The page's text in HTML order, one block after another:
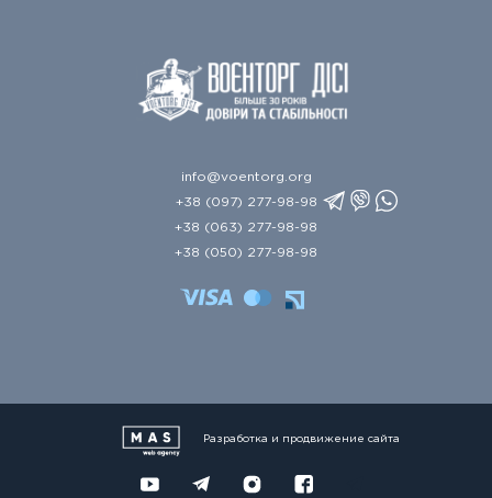
info@voentorg.org
+38 (097) 277-98-98
+38 (063) 277-98-98
+38 (050) 277-98-98
Разработка и продвижение сайта